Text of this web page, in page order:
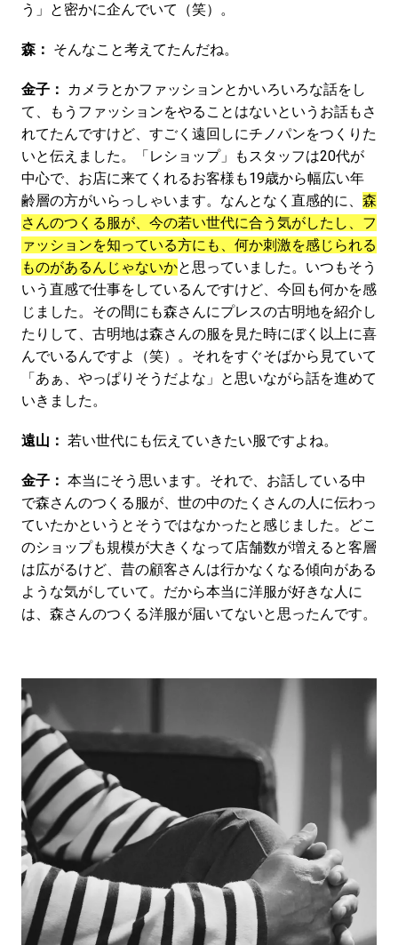
う」と密かに企んでいて（笑）。
森： そんなこと考えてたんだね。
金子：
カメラとかファッションとかいろいろな話をし
て、もうファッションをやることはないというお話もさ
れてたんですけど、すごく遠回しにチノパンをつくりた
いと伝えました。「レショップ」もスタッフは20代が
中心で、お店に来てくれるお客様も19歳から幅広い年
齢層の方がいらっしゃいます。なんとなく直感的に、 森
さんのつくる服が、今の若い世代に合う気がしたし、フ
ァッションを知っている方にも、何か刺激を感じられる
ものがあるんじゃないかと思っていました。いつもそう
いう直感で仕事をしているんですけど、今回も何かを感
じました。その間にも森さんにプレスの古明地を紹介し
たりして、古明地は森さんの服を見た時にぼく以上に喜
んでいるんですよ（笑）。それをすぐそばから見ていて
「あぁ、やっぱりそうだよな」と思いながら話を進めて
いきました。
遠山： 若い世代にも伝えていきたい服ですよね。
金子： 本当にそう思います。それで、お話している中
で森さんのつくる服が、世の中のたくさんの人に伝わっ
ていたかというとそうではなかったと感じました。どこ
のショップも規模が大きくなって店舗数が増えると客層
は広がるけど、昔の顧客さんは行かなくなる傾向がある
ような気がしていて。だから本当に洋服が好きな人に
は、森さんのつくる洋服が届いてないと思ったんです。